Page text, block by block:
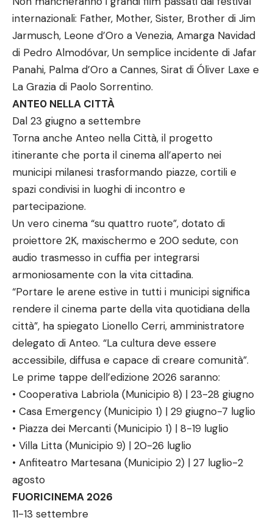
internazionali: Father, Mother, Sister, Brother di Jim
Jarmusch, Leone d’Oro a Venezia, Amarga Navidad
di Pedro Almodóvar, Un semplice incidente di Jafar
Panahi, Palma d’Oro a Cannes, Sirat di Óliver Laxe e
La Grazia di Paolo Sorrentino.
ANTE0 NELLA CITTÀ
Dal 23 giugno a settembre
Torna anche Anteo nella Città, il progetto
itinerante che porta il cinema all’aperto nei
municipi milanesi trasformando piazze, cortili e
spazi condivisi in luoghi di incontro e
partecipazione.
Un vero cinema “su quattro ruote”, dotato di
proiettore 2K, maxischermo e 200 sedute, con
audio trasmesso in cuffia per integrarsi
armoniosamente con la vita cittadina.
“Portare le arene estive in tutti i municipi significa
rendere il cinema parte della vita quotidiana della
città”, ha spiegato Lionello Cerri, amministratore
delegato di Anteo. “La cultura deve essere
accessibile, diffusa e capace di creare comunità”.
Le prime tappe dell’edizione 2026 saranno:
• Cooperativa Labriola (Municipio 8) | 23-28 giugno
• Casa Emergency (Municipio 1) | 29 giugno-7 luglio
• Piazza dei Mercanti (Municipio 1) | 8-19 luglio
• Villa Litta (Municipio 9) | 20-26 luglio
• Anfiteatro Martesana (Municipio 2) | 27 luglio-2
agosto
FUORICINEMA 2026
11-13 settembre